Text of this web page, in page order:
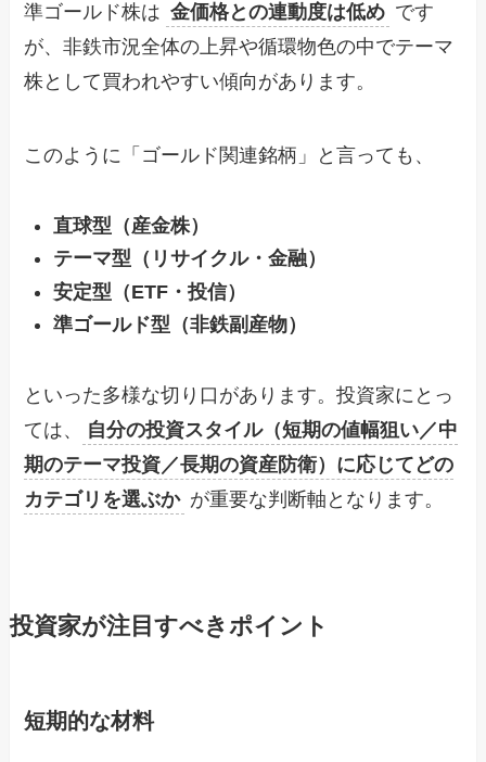
準ゴールド株は 金価格との連動度は低め です
が、非鉄市況全体の上昇や循環物色の中でテーマ
株として買われやすい傾向があります。
このように「ゴールド関連銘柄」と言っても、
直球型（産金株）
テーマ型（リサイクル・金融）
安定型（ETF・投信）
準ゴールド型（非鉄副産物）
といった多様な切り口があります。投資家にとっ
ては、
自分の投資スタイル（短期の値幅狙い／中
期のテーマ投資／長期の資産防衛）に応じてどの
カテゴリを選ぶか が重要な判断軸となります。
投資家が注目すべきポイント
短期的な材料